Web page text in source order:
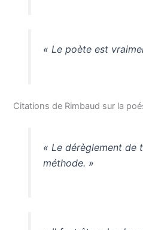
« Le poète est
Citations de Rimbaud sur la
« Le dérèglement de
méthode. »